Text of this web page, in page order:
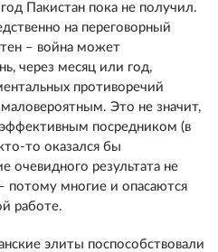
Пакистан пока не получил.
на переговорный
– война может
через месяц или год,
противоречий
Это не значит,
посредником (в
то оказался бы
очевидного результата не
потому многие и опасаются
работе.
элиты поспособствовали